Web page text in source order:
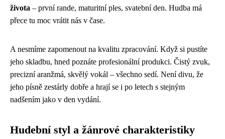
života – první rande, maturitní ples, svatební den. Hudba má
přece tu moc vrátit nás v čase.
A nesmíme zapomenout na kvalitu zpracování. Když si pustíte
jeho skladbu, hned poznáte profesionální produkci. Čistý zvuk,
precizní aranžmá, skvělý vokál – všechno sedí. Není divu, že
jeho písně zestárly dobře a hrají se i po letech s stejným
nadšením jako v den vydání.
Hudební styl a žánrové charakteristiky